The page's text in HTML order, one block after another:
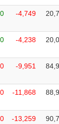
-4,749
-4,238
-9,951
-11,868
-13,259